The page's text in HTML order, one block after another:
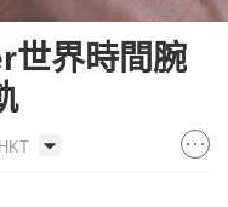
世界時間腕